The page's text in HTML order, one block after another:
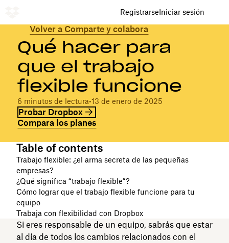
RegistrarseIniciar sesión
Volver a Comparte y colabora
Qué hacer para
que el trabajo
flexible funcione
6 minutos de lectura•13 de enero de 2025
Probar Dropbox
Compara los planes
Table of contents
Trabajo flexible: ¿el arma secreta de las pequeñas
empresas?
¿Qué significa “trabajo flexible”?
Cómo lograr que el trabajo flexible funcione para tu
equipo
Trabaja con flexibilidad con Dropbox
Si eres responsable de un equipo, sabrás que estar
al día de todos los cambios relacionados con el